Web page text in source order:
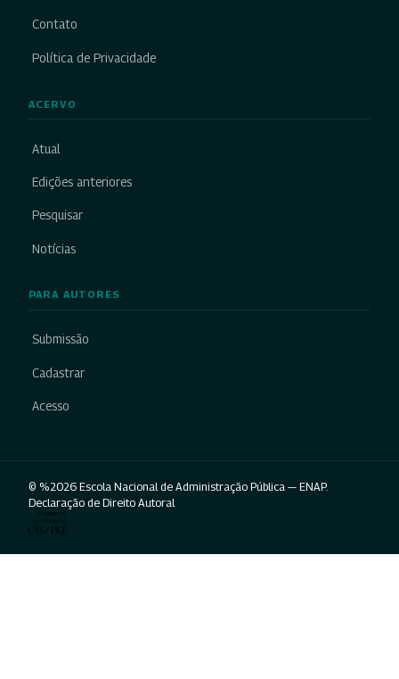
Contato
Política de Privacidade
ACERVO
Atual
Edições anteriores
Pesquisar
Notícias
PARA AUTORES
Submissão
Cadastrar
Acesso
© %2026 Escola Nacional de Administração Pública — ENAP.
Declaração de Direito Autoral